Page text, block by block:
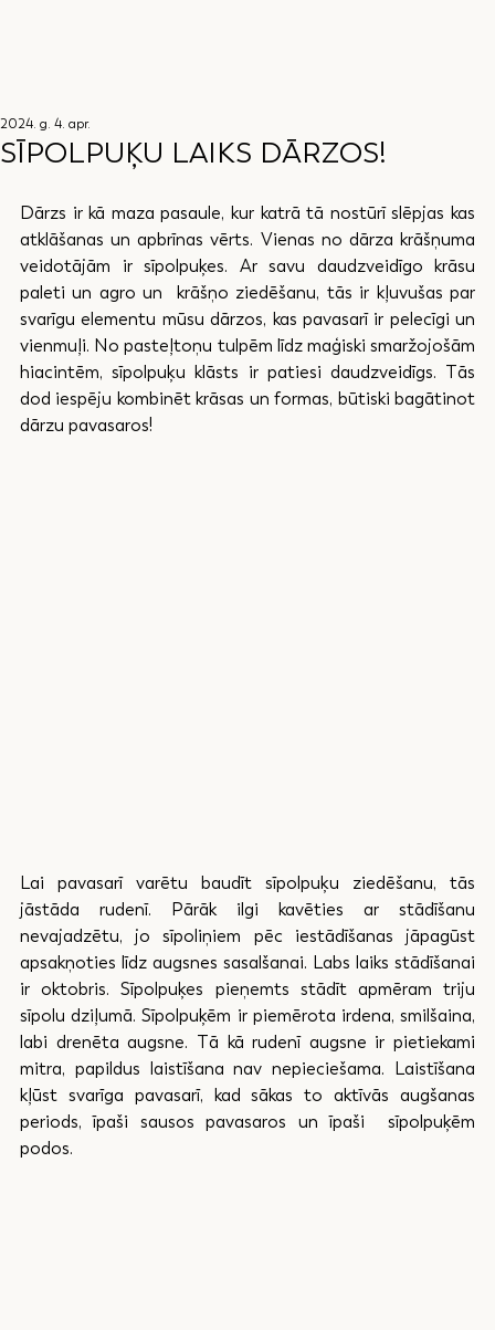
SĪPOLPUĶU LAIKS DĀRZOS!
2024. g. 4. apr.
Dārzs ir kā maza pasaule, kur katrā tā nostūrī slēpjas kas
atklāšanas un apbrīnas vērts. Vienas no dārza krāšņuma
veidotājām ir sīpolpuķes. Ar savu daudzveidīgo krāsu
paleti un agro un  krāšņo ziedēšanu, tās ir kļuvušas par
svarīgu elementu mūsu dārzos, kas pavasarī ir pelecīgi un
vienmuļi. No pasteļtoņu tulpēm līdz maģiski smaržojošām
hiacintēm, sīpolpuķu klāsts ir patiesi daudzveidīgs. Tās
dod iespēju kombinēt krāsas un formas, būtiski bagātinot
dārzu pavasaros!
Lai pavasarī varētu baudīt sīpolpuķu ziedēšanu, tās
jāstāda rudenī. Pārāk ilgi kavēties ar stādīšanu
nevajadzētu, jo sīpoliņiem pēc iestādīšanas jāpagūst
apsakņoties līdz augsnes sasalšanai. Labs laiks stādīšanai
ir oktobris. Sīpolpuķes pieņemts stādīt apmēram triju
sīpolu dziļumā. Sīpolpuķēm ir piemērota irdena, smilšaina,
labi drenēta augsne. Tā kā rudenī augsne ir pietiekami
mitra, papildus laistīšana nav nepieciešama. Laistīšana
kļūst svarīga pavasarī, kad sākas to aktīvās augšanas
periods, īpaši sausos pavasaros un īpaši  sīpolpuķēm
podos.